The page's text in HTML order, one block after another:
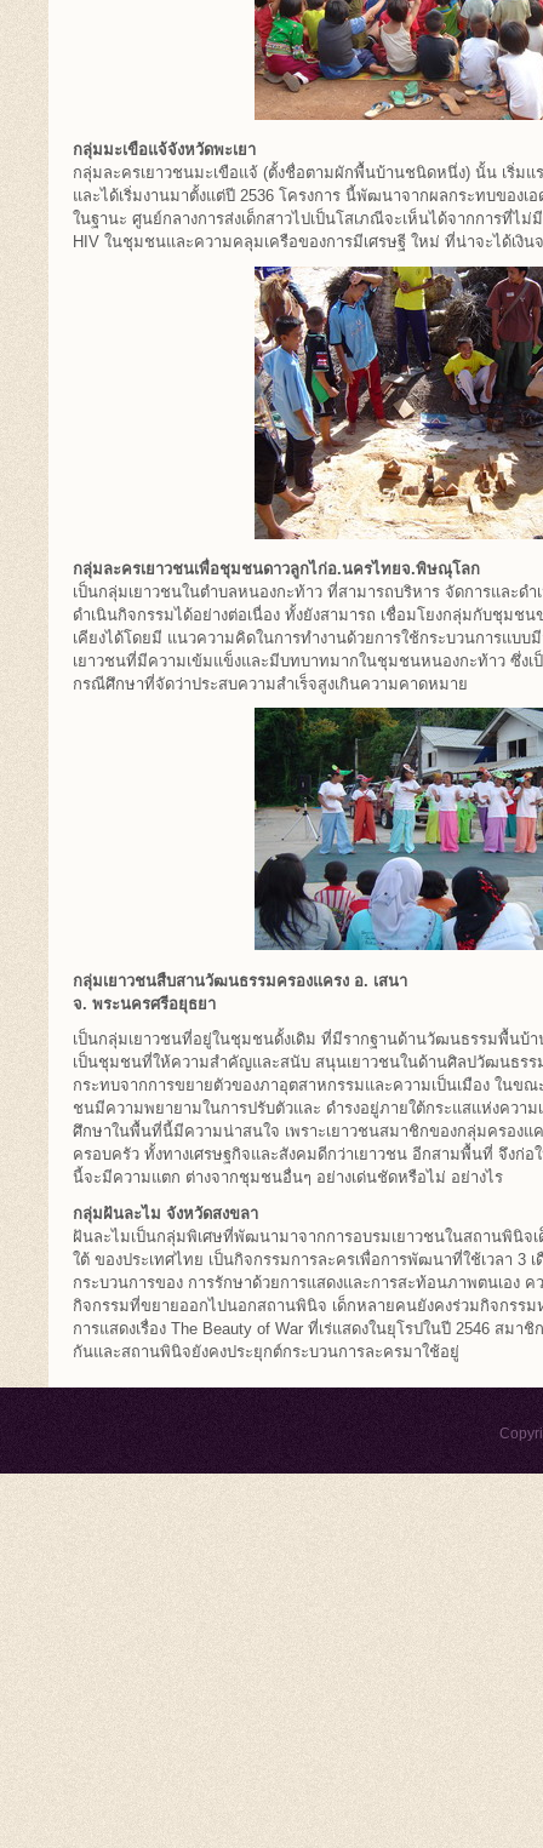
กลุ่มมะเขือแจ้จังหวัดพะเยา
กลุ่มละครเยาวชนมะเขือแจ้ (ตั้งชื่อตามผักพื้นบ้านชนิดหนึ่ง) นั้น เริ่มแ
และได้เริ่มงานมาตั้งแต่ปี 2536 โครงการ นี้พัฒนาจากผลกระทบของเ
ในฐานะ ศูนย์กลางการส่งเด็กสาวไปเป็นโสเภณีจะเห็นได้จากการที่ไ
HIV ในชุมชนและความคลุมเครือของการมีเศรษฐี ใหม่ ที่น่าจะได้เงิ
กลุ่มละครเยาวชนเพื่อชุมชนดาวลูกไก่อ.นครไทยจ.พิษณุโลก
เป็นกลุ่มเยาวชนในตำบลหนองกะท้าว ที่สามารถบริหาร จัดการและดำ
ดำเนินกิจกรรมได้อย่างต่อเนื่อง ทั้งยังสามารถ เชื่อมโยงกลุ่มกับชุมช
เคียงได้โดยมี แนวความคิดในการทำงานด้วยการใช้กระบวนการแบ
เยาวชนที่มีความเข้มแข็งและมีบทบาทมากในชุมชนหนองกะท้าว ซึ่ง
กรณีศึกษาที่จัดว่าประสบความสำเร็จสูงเกินความคาดหมาย
กลุ่มเยาวชนสืบสานวัฒนธรรมครองแครง อ. เสนา
จ. พระนครศรีอยุธยา
เป็นกลุ่มเยาวชนที่อยู่ในชุมชนดั้งเดิม ที่มีรากฐานด้านวัฒนธรรมพื้นบ้
เป็นชุมชนที่ให้ความสำคัญและสนับ สนุนเยาวชนในด้านศิลปวัฒนธรร
กระทบจากการขยายตัวของภาอุตสาหกรรมและความเป็นเมือง ในข
ชนมีความพยายามในการปรับตัวและ ดำรงอยู่ภายใต้กระแสแห่งความ
ศึกษาในพื้นที่นี้มีความน่าสนใจ เพราะเยาวชนสมาชิกของกลุ่มครองแ
ครอบครัว ทั้งทางเศรษฐกิจและสังคมดีกว่าเยาวชน อีกสามพื้นที่ จึงก่
นี้จะมีความแตก ต่างจากชุมชนอื่นๆ อย่างเด่นชัดหรือไม่ อย่างไร
กลุ่มฝันละไม จังหวัดสงขลา
ฝันละไมเป็นกลุ่มพิเศษที่พัฒนามาจากการอบรมเยาวชนในสถานพินิจ
ใต้ ของประเทศไทย เป็นกิจกรรมการละครเพื่อการพัฒนาที่ใช้เวลา 3
กระบวนการของ การรักษาด้วยการแสดงและการสะท้อนภาพตนเอง ค
กิจกรรมที่ขยายออกไปนอกสถานพินิจ เด็กหลายคนยังคงร่วมกิจกรร
การแสดงเรื่อง The Beauty of War ที่เร่แสดงในยุโรปในปี 2546 สม
กันและสถานพินิจยังคงประยุกต์กระบวนการละครมาใช้อยู่